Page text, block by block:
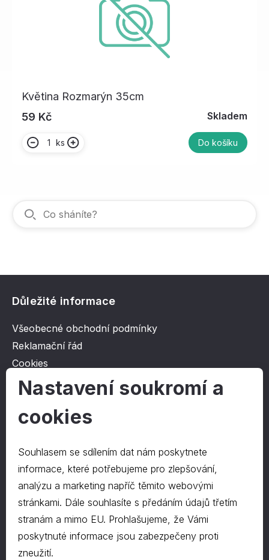
Květina Rozmarýn 35cm
59 Kč
Skladem
ks Do košíku
Důležité informace
Všeobecné obchodní podmínky
Reklamační řád
Cookies
Ochrana osobních údajů
O společnosti
Kontakt
O nás
Kontakty
577 222 666
©2024 PD-HRAPA s.r.o.
Nastavení soukromí a
cookies
Souhlasem se sdílením dat nám poskytnete
informace, které potřebujeme pro zlepšování,
analýzu a marketing napříč těmito webovými
stránkami. Dále souhlasíte s předáním údajů třetím
stranám a mimo EU. Prohlašujeme, že Vámi
poskytnuté informace jsou zabezpečeny proti
zneužití.